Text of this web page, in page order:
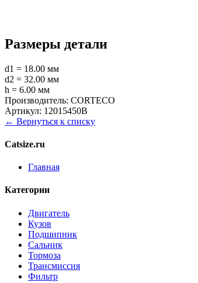
Размеры детали
d1 = 18.00 мм
d2 = 32.00 мм
h = 6.00 мм
Производитель: CORTECO
Артикул: 12015450B
← Вернуться к списку
Catsize.ru
Главная
Категории
Двигатель
Кузов
Подшипник
Сальник
Тормоза
Трансмиссия
Фильтр